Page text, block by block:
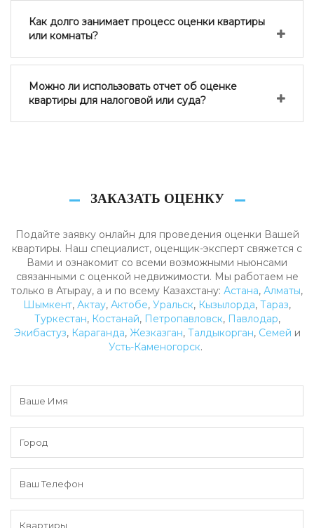
Как долго занимает процесс оценки квартиры
или комнаты?
Можно ли использовать отчет об оценке
квартиры для налоговой или суда?
ЗАКАЗАТЬ ОЦЕНКУ
Подайте заявку онлайн для проведения оценки Вашей
квартиры. Наш специалист, оценщик-эксперт свяжется с
Вами и ознакомит со всеми возможными ньюнсами
связанными с оценкой недвижимости. Мы работаем не
только в Атырау, а и по всему Казахстану: Астана, Алматы,
Шымкент, Актау, Актобе, Уральск, Кызылорда, Тараз,
Туркестан, Костанай, Петропавловск, Павлодар,
Экибастуз, Караганда, Жезказган, Талдыкорган, Семей и
Усть-Каменогорск.